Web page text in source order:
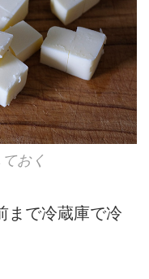
おく
まで冷蔵庫で冷